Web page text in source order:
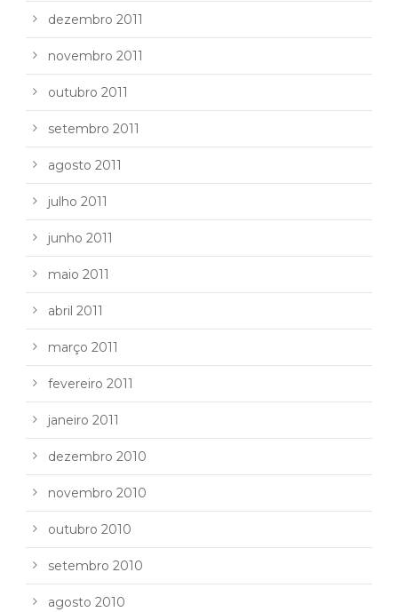
dezembro 2011
novembro 2011
outubro 2011
setembro 2011
agosto 2011
julho 2011
junho 2011
maio 2011
abril 2011
março 2011
fevereiro 2011
janeiro 2011
dezembro 2010
novembro 2010
outubro 2010
setembro 2010
agosto 2010